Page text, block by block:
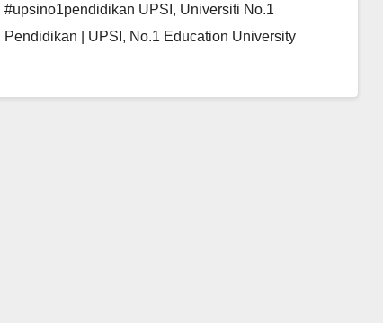
#upsino1pendidikan UPSI, Universiti No.1
Pendidikan | UPSI, No.1 Education University